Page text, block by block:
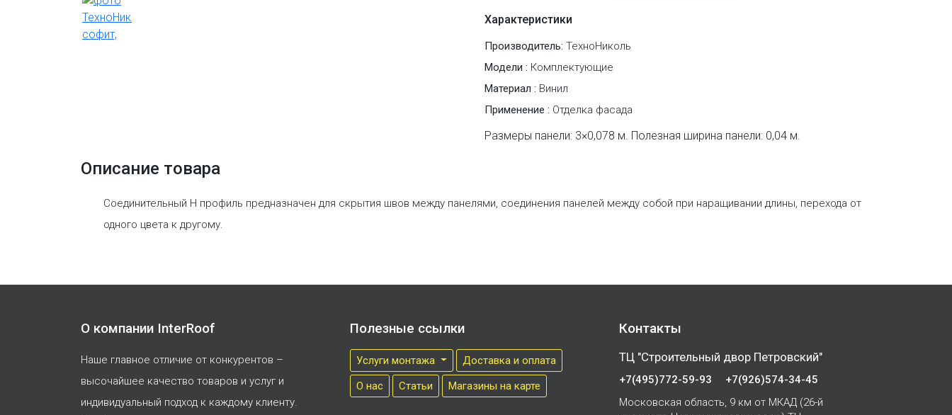
Характеристики
Производитель: ТехноНиколь
Модели : Комплектующие
Материал : Винил
Применение : Отделка фасада
Размеры панели: 3×0,078 м. Полезная ширина панели: 0,04 м.
Описание товара
Соединительный H профиль предназначен для скрытия швов между панелями, соединения панелей между собой при наращивании длины, перехода от
одного цвета к другому.
О компании InterRoof
Наше главное отличие от конкурентов –
высочайшее качество товаров и услуг и
индивидуальный подход к каждому клиенту.
Полезные ссылки
Услуги монтажа
Доставка и оплата
О нас
Cтатьи Магазины на карте
Контакты
ТЦ "Строительный двор Петровский"
+7(495)772-59-93
+7(926)574-34-45
Московская область, 9 км от МКАД (26-й